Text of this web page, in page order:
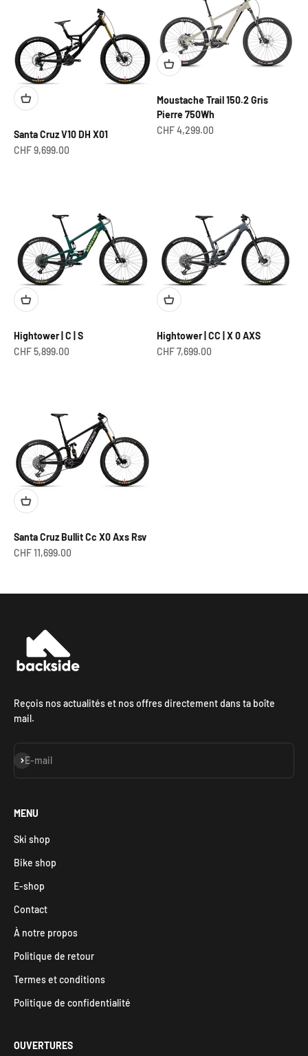
Santa Cruz V10 DH X01
Prix de vente
CHF 9,699.00
Moustache Trail 150.2 Gris
Pierre 750Wh
Prix de vente
CHF 4,299.00
Hightower | C | S
Prix de vente
CHF 5,899.00
Hightower | CC | X 0 AXS
Prix de vente
CHF 7,699.00
Santa Cruz Bullit Cc X0 Axs Rsv
Prix de vente
CHF 11,699.00
Reçois nos actualités et nos offres directement dans ta boîte
mail.
E-mail
S'inscrire
MENU
Ski shop
Bike shop
E-shop
Contact
À notre propos
Politique de retour
Termes et conditions
Politique de confidentialité
OUVERTURES